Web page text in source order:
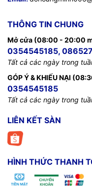
THÔNG TIN CHUNG
Mở cửa (08:00 - 20:00
0354545185,
Tất cả các ngày trong
GÓP Ý & KHIẾU NẠI
0354545185
Tất cả các ngày trong
LIÊN KẾT SÀN
HÌNH THỨC THANH